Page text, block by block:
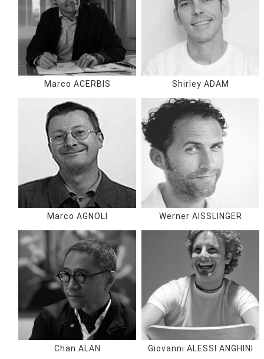
Marco ACERBIS Shirley ADAM
Marco AGNOLI Werner AISSLINGER
Chan ALAN Giovanni ALESSI ANGHINI